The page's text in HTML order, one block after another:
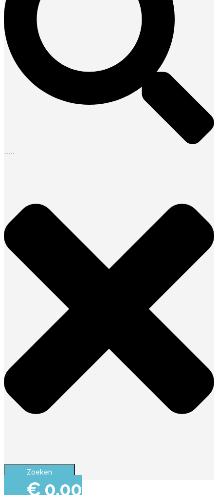
Zoeken
€ 0,00